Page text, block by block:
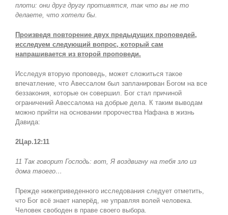
плоти: они друг другу противятся, так что вы не то
делаете, что хотели бы.
Произведя повторение двух предыдущих проповедей,
исследуем следующий вопрос, который сам
напрашивается из второй проповеди.
Исследуя вторую проповедь, может сложиться такое
впечатление, что Авессалом был запланирован Богом на все
беззакония, которые он совершил. Бог стал причиной
ограничений Авессалома на добрые дела. К таким выводам
можно прийти на основании пророчества Нафана в жизнь
Давида:
2Цар.12:11
11 Так говорит Господь: вот, Я воздвигну на тебя зло из
дома твоего…
Прежде нижеприведенного исследования следует отметить,
что Бог всё знает наперёд, не управляя волей человека.
Человек свободен в праве своего выбора.